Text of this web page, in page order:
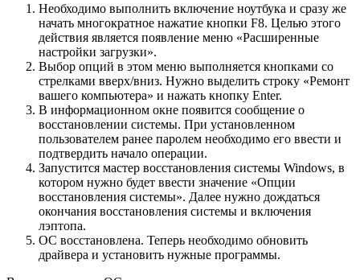
Необходимо выполнить включение ноутбука и сразу же
начать многократное нажатие кнопки F8. Целью этого
действия является появление меню «Расширенные
настройки загрузки».
Выбор опций в этом меню выполняется кнопками со
стрелками вверх/вниз. Нужно выделить строку «Ремонт
вашего компьютера» и нажать кнопку Enter.
В информационном окне появится сообщение о
восстановлении системы. При установленном
пользователем ранее паролем необходимо его ввести и
подтвердить начало операции.
Запустится мастер восстановления системы Windows, в
котором нужно будет ввести значение «Опции
восстановления системы». Далее нужно дождаться
окончания восстановления системы и включения
лэптопа.
ОС восстановлена. Теперь необходимо обновить
драйвера и установить нужные программы.